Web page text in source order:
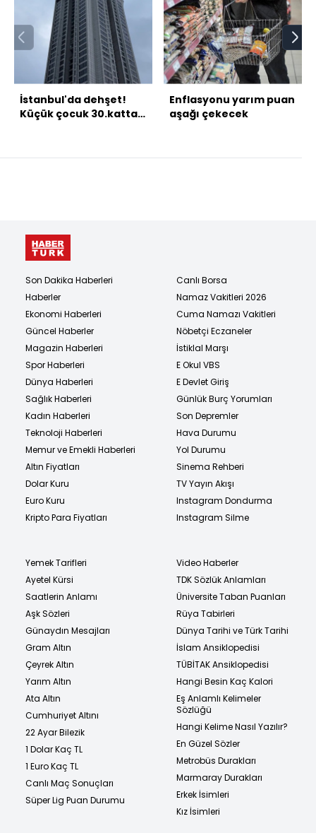
İstanbul'da dehşet!
Küçük çocuk 30.kattaki
Enflasyonu yarım puan
aşağı çekecek
Son Dakika Haberleri
Haberler
Ekonomi Haberleri
Güncel Haberler
Magazin Haberleri
Spor Haberleri
Dünya Haberleri
Sağlık Haberleri
Kadın Haberleri
Teknoloji Haberleri
Memur ve Emekli Haberleri
Altın Fiyatları
Dolar Kuru
Euro Kuru
Kripto Para Fiyatları
Canlı Borsa
Namaz Vakitleri 2026
Cuma Namazı Vakitleri
Nöbetçi Eczaneler
İstiklal Marşı
E Okul VBS
E Devlet Giriş
Günlük Burç Yorumları
Son Depremler
Hava Durumu
Yol Durumu
Sinema Rehberi
TV Yayın Akışı
Instagram Dondurma
Instagram Silme
Yemek Tarifleri
Ayetel Kürsi
Saatlerin Anlamı
Aşk Sözleri
Günaydın Mesajları
Gram Altın
Çeyrek Altın
Yarım Altın
Ata Altın
Cumhuriyet Altını
22 Ayar Bilezik
1 Dolar Kaç TL
1 Euro Kaç TL
Canlı Maç Sonuçları
Süper Lig Puan Durumu
Video Haberler
TDK Sözlük Anlamları
Üniversite Taban Puanları
Rüya Tabirleri
Dünya Tarihi ve Türk Tarihi
İslam Ansiklopedisi
TÜBİTAK Ansiklopedisi
Hangi Besin Kaç Kalori
Eş Anlamlı Kelimeler
Sözlüğü
Hangi Kelime Nasıl Yazılır?
En Güzel Sözler
Metrobüs Durakları
Marmaray Durakları
Erkek İsimleri
Kız İsimleri